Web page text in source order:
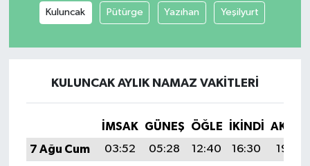
Kuluncak Pütürge Yazıhan Yeşilyurt
KULUNCAK AYLIK NAMAZ VAKITLERI
İMSAK GÜNEŞ ÖĞLE İKINDI
7 Ağu Cum
03:52 05:28 12:40 16:30
19:42